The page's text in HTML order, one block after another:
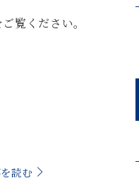
覧ください。
読む